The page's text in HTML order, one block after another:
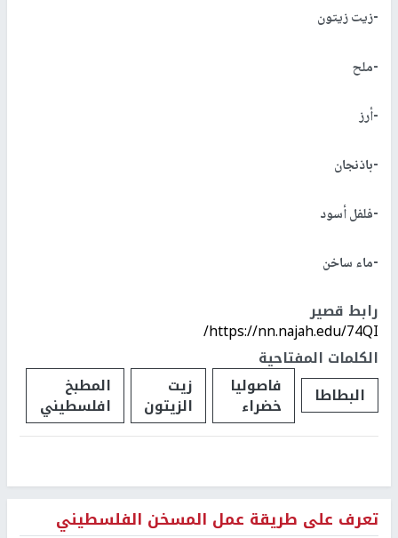
-زيت زيتون
-ملح
-أرز
-باذنجان
-فلفل أسود
-ماء ساخن
رابط قصير
https://nn.najah.edu/74QI/
الكلمات المفتاحية
البطاطا
فاصوليا
خضراء
زيت
الزيتون
المطبخ
افلسطيني
تعرف على طريقة عمل المسخن الفلسطيني